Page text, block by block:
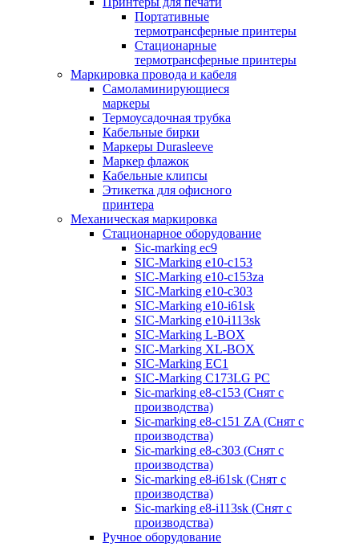
Портативные
термотрансферные принтеры
Стационарные
термотрансферные принтеры
Маркировка провода и кабеля
Самоламинирующиеся
маркеры
Термоусадочная трубка
Кабельные бирки
Маркеры Durasleeve
Маркер флажок
Кабельные клипсы
Этикетка для офисного
принтера
Механическая маркировка
Стационарное оборудование
Sic-marking ec9
SIC-Marking e10-c153
SIC-Marking e10-c153za
SIC-Marking e10-c303
SIC-Marking e10-i61sk
SIC-Marking e10-i113sk
SIC-Marking L-BOX
SIC-Marking XL-BOX
SIC-Marking EC1
SIC-Marking C173LG PC
Sic-marking e8-c153 (Снят с
производства)
Sic-marking e8-c151 ZA (Снят с
производства)
Sic-marking e8-c303 (Снят с
производства)
Sic-marking e8-i61sk (Снят с
производства)
Sic-marking e8-i113sk (Снят с
производства)
Ручное оборудование